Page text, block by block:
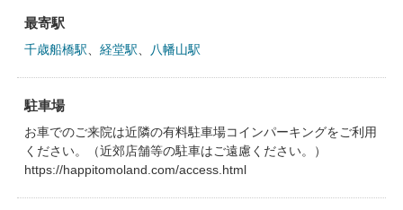
最寄駅
千歳船橋駅、 経堂駅、 八幡山駅
駐車場
お車でのご来院は近隣の有料駐車場コインパーキングをご利用
ください。（近郊店舗等の駐車はご遠慮ください。）
https://happitomoland.com/access.html